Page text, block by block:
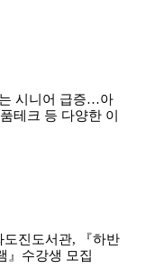
시니어 급증…아
테크 등 다양한 이
진도서관, 『하반
』수강생 모집